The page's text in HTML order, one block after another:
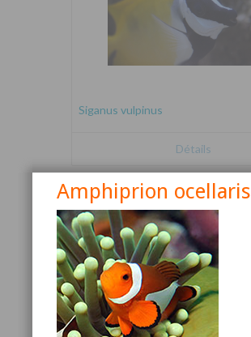
Siganus vulpinus
Détails
Amphiprion ocellaris